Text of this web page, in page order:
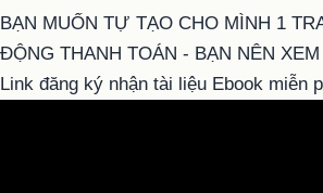
BẠN MUỐN TỰ TẠO CHO MÌNH 1
ĐỘNG THANH TOÁN - BẠN NÊN
Link đăng ký nhận tài liệu Ebook miễn